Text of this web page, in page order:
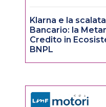
Klarna e la
Bancario: la
Credito in
BNPL